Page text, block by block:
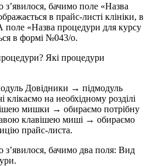
бачимо поле «Назва
в прайс-листі клініки, в
поле «Назва процедури для курсу
в формі №043/о.
Які процедури
Довідники → підмодуль
на необхідному розділі
мишки → обираємо потрібну
клавішею миші → обираємо
прайс-листа.
бачимо два поля: Вид